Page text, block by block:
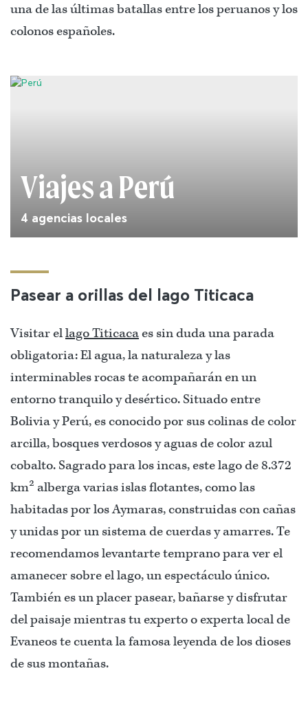
una de las últimas batallas entre los peruanos y los
colonos españoles.
Viajes a Perú
4 agencias locales
Pasear a orillas del lago Titicaca
Visitar ellago Titicacaes sin duda una parada
obligatoria: El agua, la naturaleza y las
interminables rocas te acompañarán en un
entorno tranquilo y desértico. Situado entre
Bolivia y Perú, es conocido por sus colinas de color
arcilla, bosques verdosos y aguas de color azul
cobalto. Sagrado para los incas, este lago de 8.372
km² alberga varias islas flotantes, como las
habitadas por los Aymaras, construidas con cañas
y unidas por un sistema de cuerdas y amarres. Te
recomendamos levantarte temprano para ver el
amanecer sobre el lago, un espectáculo único.
También es un placer pasear, bañarse y disfrutar
del paisaje mientras tu experto o experta local de
Evaneos te cuenta la famosa leyenda de los dioses
de sus montañas.